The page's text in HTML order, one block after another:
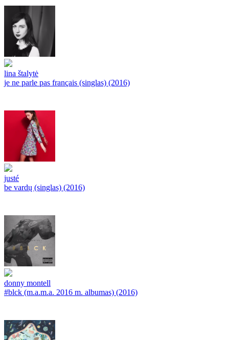
lina štalytė
je ne parle pas français (singlas) (2016)
justé
be vardų (singlas) (2016)
donny montell
#blck (m.a.m.a. 2016 m. albumas) (2016)